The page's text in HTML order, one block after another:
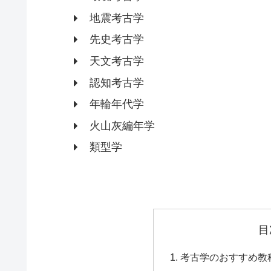
地震考古学
先史考古学
天文考古学
認知考古学
年輪年代学
火山灰編年学
類型学
考古学のおすすめ教